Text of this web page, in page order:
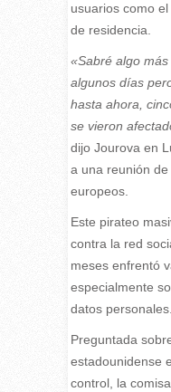
usuarios como
de residencia.
«Sabré algo
algunos días
hasta ahora,
se vieron
dijo Jourova en
a una reunión
europeos.
Este pirateo
contra la red
meses enfrentó
especialmente
datos personales.
Preguntada
estadounidense
control, la